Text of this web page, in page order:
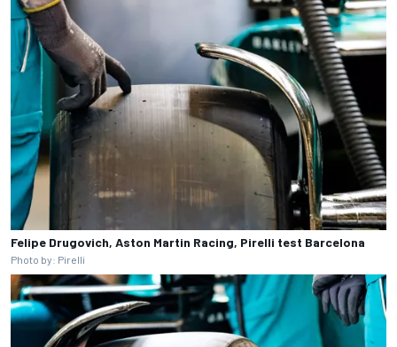
Felipe Drugovich, Aston Martin Racing, Pirelli test Barcelona
Photo by: Pirelli